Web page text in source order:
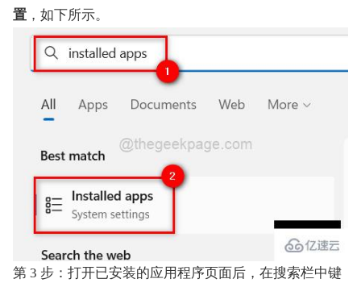
置 ，如下所示。
第 3 步：打开已安装的应用程序页面后，在搜索栏中键